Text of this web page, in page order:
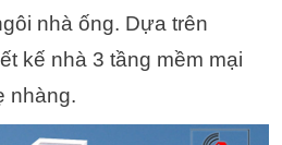
nhà ống. Dựa trên
kế nhà 3 tầng mềm mại
nhàng.